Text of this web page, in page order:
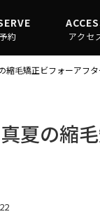
予約 アクセ
渋谷駅
縮毛矯正ビフォーアフ
夏の縮